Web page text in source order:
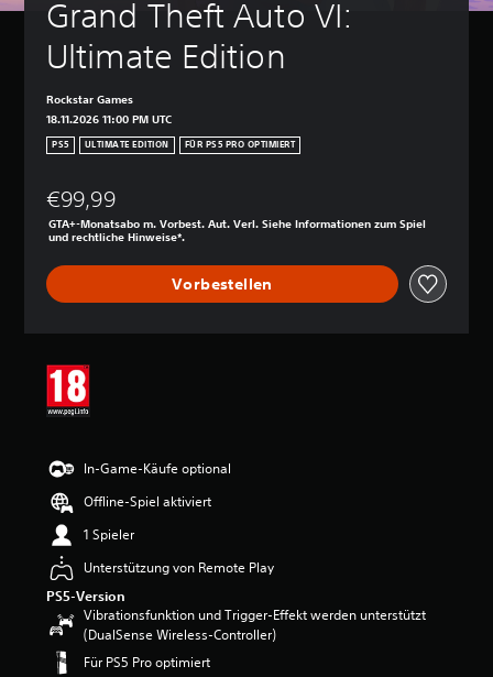
Grand Theft Auto VI:
Ultimate Edition
Rockstar Games
18.11.2026 11:00 PM UTC
PS5 ULTIMATE EDITION FÜR PS5 PRO OPTIMIERT
€99,99
GTA+-Monatsabo m. Vorbest. Aut. Verl. Siehe Informationen zum Spiel
und rechtliche Hinweise*.
Vorbestellen
In-Game-Käufe optional
Offline-Spiel aktiviert
1 Spieler
Unterstützung von Remote Play
PS5-Version
Vibrationsfunktion und Trigger-Effekt werden unterstützt
(DualSense Wireless-Controller)
Für PS5 Pro optimiert